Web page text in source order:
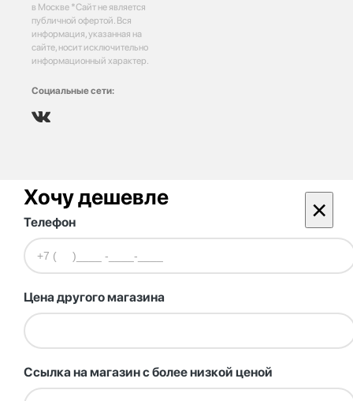
в Москве *Сайт не является
публичной офертой. Вся
информация, указанная на
сайте, носит исключительно
информационный характер.
Социальные сети:
Хочу дешевле ×
Телефон
Цена другого магазина
Ссылка на магазин с более низкой ценой